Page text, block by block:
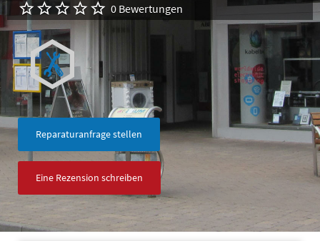
0 Bewertungen
Reparaturanfrage stellen
Eine Rezension schreiben